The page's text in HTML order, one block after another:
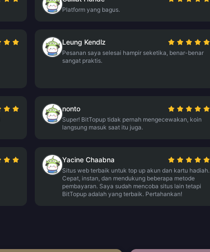
Platform yang bagus.
Leung Kendlz
Pesanan saya selesai hampir seketika, benar-benar
sangat praktis.
nonto
Super! BitTopup tidak pernah mengecewakan, koin
langsung masuk saat itu juga.
Yacine Chaabna
Situs web terbaik untuk top up akun dan kartu hadiah.
Cepat, instan, dan mendukung beberapa metode
pembayaran. Saya sudah mencoba situs lain tetapi
BitTopup adalah yang terbaik. Pertahankan!